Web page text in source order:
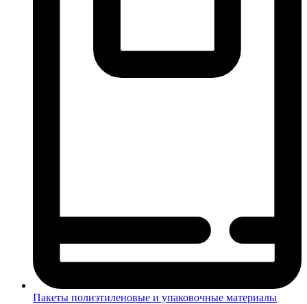
Пакеты полиэтиленовые и упаковочные материалы